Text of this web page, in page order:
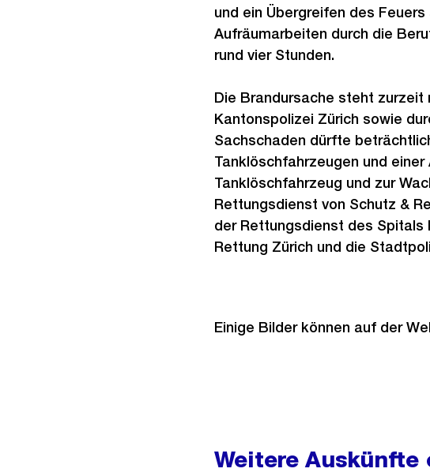
und ein Übergreifen des
Aufräumarbeiten durch die
rund vier Stunden.
Die Brandursache steht
Kantonspolizei Zürich sowie
Sachschaden dürfte
Tanklöschfahrzeugen und
Tanklöschfahrzeug und zur
Rettungsdienst von Schutz &
der Rettungsdienst des Spitals
Rettung Zürich und die
Einige Bilder können auf der
Weitere Auskünfte